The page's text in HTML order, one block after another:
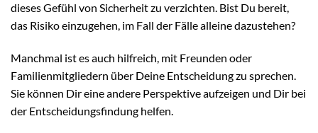
dieses Gefühl von Sicherheit zu verzichten. Bist Du bereit,
das Risiko einzugehen, im Fall der Fälle alleine dazustehen?
Manchmal ist es auch hilfreich, mit Freunden oder
Familienmitgliedern über Deine Entscheidung zu sprechen.
Sie können Dir eine andere Perspektive aufzeigen und Dir bei
der Entscheidungsfindung helfen.